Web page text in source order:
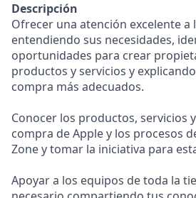
Descripción
Ofrecer una atención excelente a
entendiendo sus necesidades,
oportunidades para crear
productos y servicios y
compra más adecuados.
Conocer los productos, servicios
compra de Apple y los procesos
Zone y tomar la iniciativa para
Apoyar a los equipos de toda la